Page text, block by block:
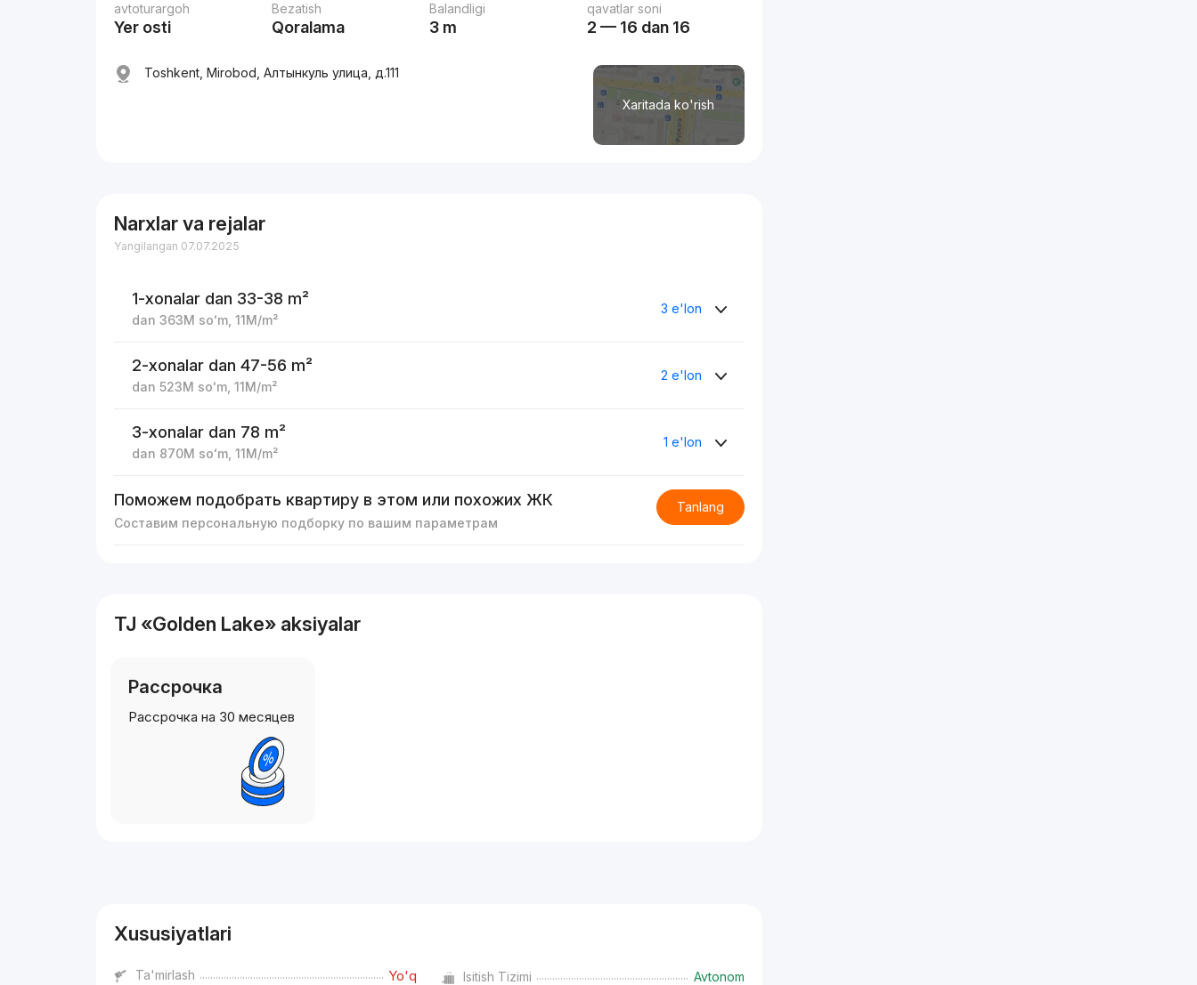
avtoturargoh
Yer osti
Bezatish
Qoralama
Balandligi
3 m
qavatlar soni
2 — 16 dan 16
Xaritada ko'rish
Toshkent, Mirobod, Алтынкуль улица, д.111
Narxlar va rejalar
Yangilangan 07.07.2025
1-xonalar dan 33-38 m²
dan363M soʻm ,11M/m²
3 e'lon
2-xonalar dan 47-56 m²
dan523M soʻm ,11M/m²
2 e'lon
3-xonalar dan 78 m²
dan 870M soʻm ,11M/m²
1 e'lon
Поможем подобрать квартиру в этом или похожих ЖК
Составим персональную подборку по вашим параметрам
Tanlang
TJ «Golden Lake» aksiyalar
Рассрочка
Рассрочка на 30 месяцев
Xususiyatlari
Ta'mirlash Yo'q Isitish Tizimi Avtonom